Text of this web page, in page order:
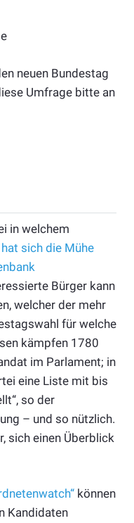
neuen Bundestag
Umfrage bitte an
in welchem
sich die Mühe
Bürger kann
welcher der mehr
für welche
kämpfen 1780
im Parlament; in
eine Liste mit bis
so der
– und so nützlich.
sich einen Überblick
können
Kandidaten